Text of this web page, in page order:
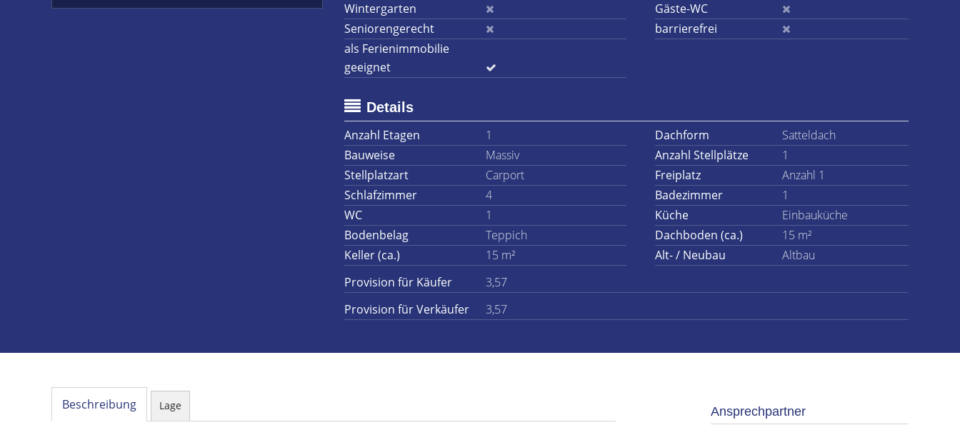
Wintergarten
Gäste-WC
Seniorengerecht
barrierefrei
als Ferienimmobilie
geeignet
Details
Anzahl Etagen
1 Dachform
Satteldach
Bauweise
Massiv Anzahl Stellplätze
1
Stellplatzart
Carport Freiplatz
Anzahl 1
Schlafzimmer
4 Badezimmer
1
WC
1 Küche
Einbauküche
Bodenbelag
Teppich Dachboden (ca.)
15 m²
Keller (ca.)
15 m² Alt- / Neubau
Altbau
Provision für Käufer
3,57
Provision für Verkäufer
3,57
Beschreibung Lage Ansprechpartner